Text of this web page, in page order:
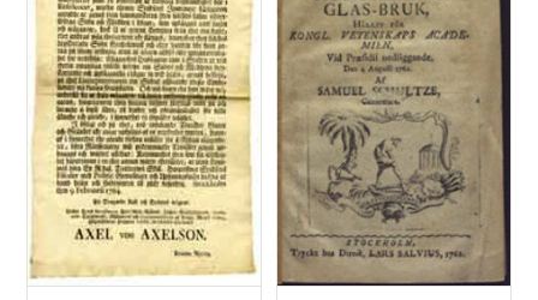
Slotts-cancelliet
then 1 september
1774